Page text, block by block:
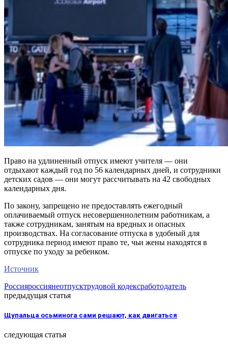
Право на удлиненный отпуск имеют учителя — они
отдыхают каждый год по 56 календарных дней, и сотрудники
детских садов — они могут рассчитывать на 42 свободных
календарных дня.
По закону, запрещено не предоставлять ежегодный
оплачиваемый отпуск несовершеннолетним работникам, а
также сотрудникам, занятым на вредных и опасных
производствах. На согласование отпуска в удобный для
сотрудника период имеют право те, чьи жены находятся в
отпуске по уходу за ребенком.
Источник
Россияроссиянеотпусктрудовой кодексработодатель
предыдущая статья
Щупальца осьминога сами решают, как двигаться
следующая статья